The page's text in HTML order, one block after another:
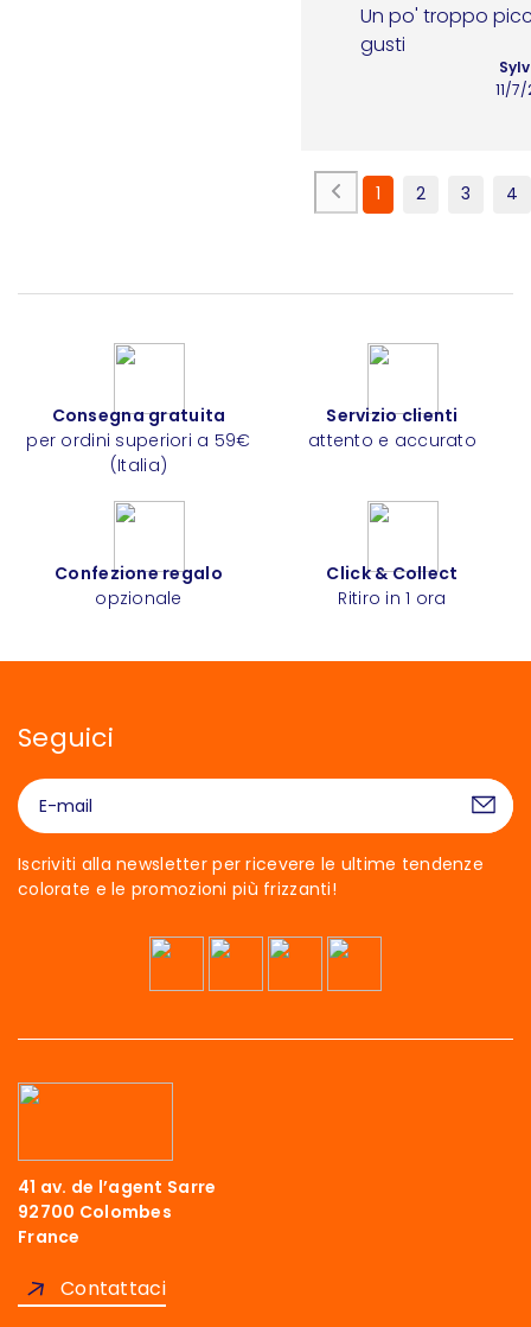
Un po' troppo
gusti
11/
1 2 3 4
Consegna gratuita
per ordini superiori a 59€
(Italia)
Servizio clienti
attento e accurato
Confezione regalo
opzionale
Click & Collect
Ritiro in 1 ora
Seguici
Iscriviti alla newsletter per ricevere le ultime tendenze
colorate e le promozioni più frizzanti!
41 av. de l’agent Sarre
92700 Colombes
France
Contattaci